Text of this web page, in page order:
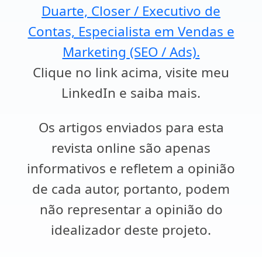
Duarte, Closer / Executivo de
Contas, Especialista em Vendas e
Marketing (SEO / Ads).
Clique no link acima, visite meu
LinkedIn e saiba mais.
Os artigos enviados para esta
revista online são apenas
informativos e refletem a opinião
de cada autor, portanto, podem
não representar a opinião do
idealizador deste projeto.